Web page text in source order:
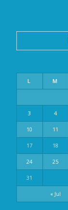
L M
« Jul
3 4
10 11
17 18
24 25
31